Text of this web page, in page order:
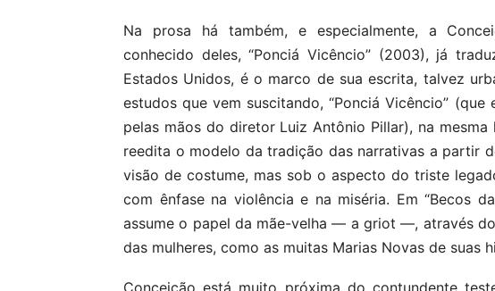
Na prosa há também, e especialmente, a
conhecido deles, “Ponciá Vicêncio” (2003), já
Estados Unidos, é o marco de sua escrita, talvez
estudos que vem suscitando, “Ponciá Vicêncio”
pelas mãos do diretor Luiz Antônio Pillar), na mesma
reedita o modelo da tradição das narrativas a partir
visão de costume, mas sob o aspecto do triste
com ênfase na violência e na miséria. Em “Becos
assume o papel da mãe-velha — a griot —, através
das mulheres, como as muitas Marias Novas de suas
Conceição está muito próxima do contundente